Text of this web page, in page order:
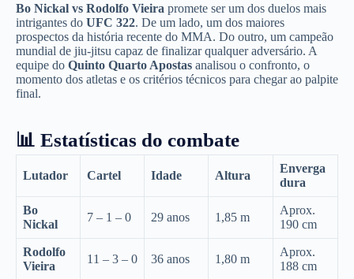
Bo Nickal vs Rodolfo Vieira promete ser um dos duelos mais
intrigantes do UFC 322. De um lado, um dos maiores
prospectos da história recente do MMA. Do outro, um campeão
mundial de jiu-jitsu capaz de finalizar qualquer adversário. A
equipe do Quinto Quarto Apostas analisou o confronto, o
momento dos atletas e os critérios técnicos para chegar ao palpite
final.
📊 Estatísticas do combate
Lutador Cartel Idade Altura
Enverga
dura
Bo
Nickal
7 – 1 – 0 29 anos 1,85 m
Aprox.
190 cm
Rodolfo
Vieira
11 – 3 – 0 36 anos 1,80 m
Aprox.
188 cm